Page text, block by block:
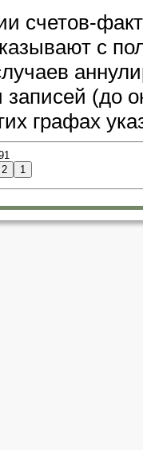
счетов-
с
(до
графах